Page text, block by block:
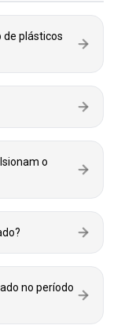
de plásticos
o
no período